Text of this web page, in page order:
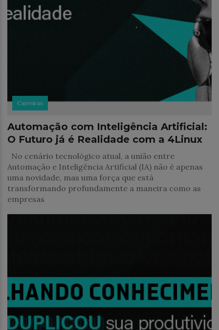
Carreiras
Automação com Inteligência Artificial:
O Futuro já é Realidade com a 4Linux
No cenário tecnológico atual, a união entre
Automação e Inteligência Artificial (IA) não é apenas
uma novidade, mas uma força que está
transformando profundamente a maneira como as
empresas